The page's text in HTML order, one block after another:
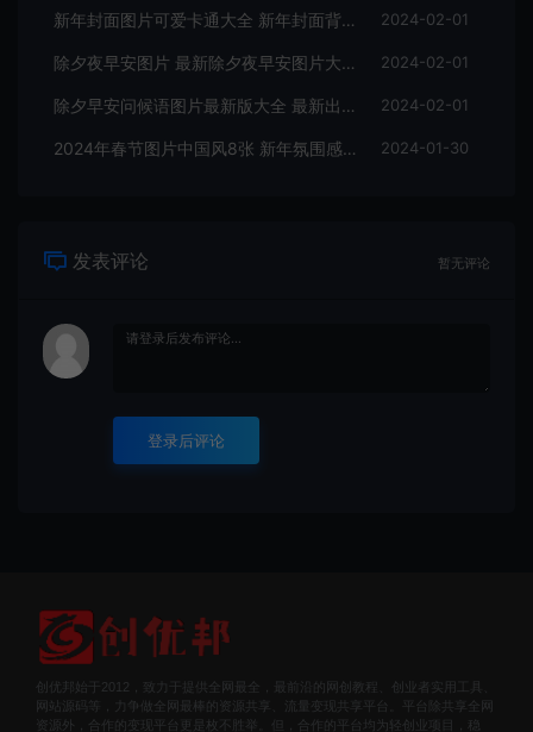
新年封面图片可爱卡通大全 新年封面背景图片手机壁纸 2024-02-01
除夕夜早安图片 最新除夕夜早安图片大全 2024-02-01
除夕早安问候语图片最新版大全 最新出炉早上好图片8张 2024-02-01
2024年春节图片中国风8张 新年氛围感图片最新大全 2024-01-30
发表评论 暂无评论
登录后评论
创优邦始于2012，致力于提供全网最全，最前沿的网创教程、创业者实用工具、
网站源码等，力争做全网最棒的资源共享、流量变现共享平台。平台除共享全网
资源外，合作的变现平台更是枚不胜举。但，合作的平台均为轻创业项目，稳